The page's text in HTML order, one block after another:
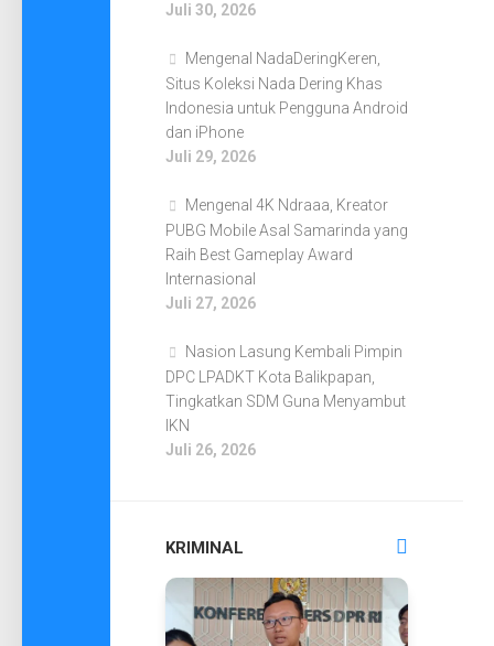
Juli 30, 2026
Mengenal NadaDeringKeren,
Situs Koleksi Nada Dering Khas
Indonesia untuk Pengguna Android
dan iPhone
Juli 29, 2026
Mengenal 4K Ndraaa, Kreator
PUBG Mobile Asal Samarinda yang
Raih Best Gameplay Award
Internasional
Juli 27, 2026
Nasion Lasung Kembali Pimpin
DPC LPADKT Kota Balikpapan,
Tingkatkan SDM Guna Menyambut
IKN
Juli 26, 2026
KRIMINAL